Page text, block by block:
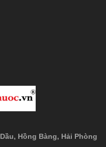
Hồng Bàng, Hải Phòng